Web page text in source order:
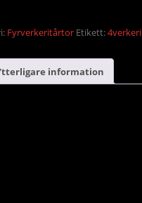
Fyrverkeritårtor Etikett:4verkeri
information